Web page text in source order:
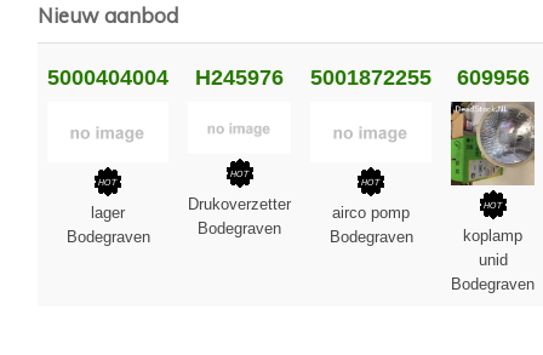
Nieuw aanbod
5000404004
lager
Bodegraven
H245976
Drukoverzetter
Bodegraven
5001872255
airco pomp
Bodegraven
609956
koplamp
unid
Bodegraven